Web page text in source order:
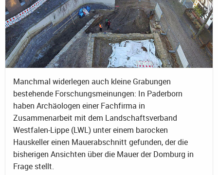
Manchmal widerlegen auch kleine Grabungen
bestehende Forschungsmeinungen: In Paderborn
haben Archäologen einer Fachfirma in
Zusammenarbeit mit dem Landschaftsverband
Westfalen-Lippe (LWL) unter einem barocken
Hauskeller einen Mauerabschnitt gefunden, der die
bisherigen Ansichten über die Mauer der Domburg in
Frage stellt.